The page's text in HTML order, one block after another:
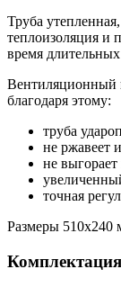
Труба
теплоизоляция и
время
Вентиляционный
благодаря этому:
труба
не ржавеет
не
точная
Размеры 510х240
Комплектация